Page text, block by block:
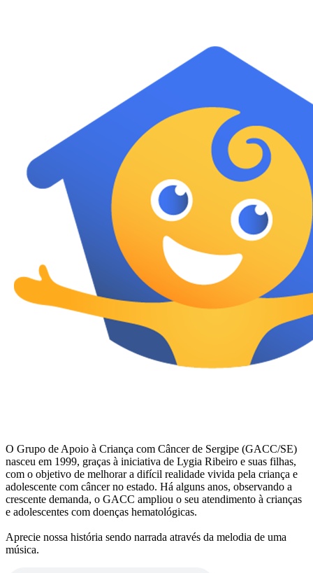
O Grupo de Apoio à Criança com Câncer de Sergipe (GACC/SE)
nasceu em 1999, graças à iniciativa de Lygia Ribeiro e suas filhas,
com o objetivo de melhorar a difícil realidade vivida pela criança e
adolescente com câncer no estado. Há alguns anos, observando a
crescente demanda, o GACC ampliou o seu atendimento à crianças
e adolescentes com doenças hematológicas.
Aprecie nossa história sendo narrada através da melodia de uma
música.